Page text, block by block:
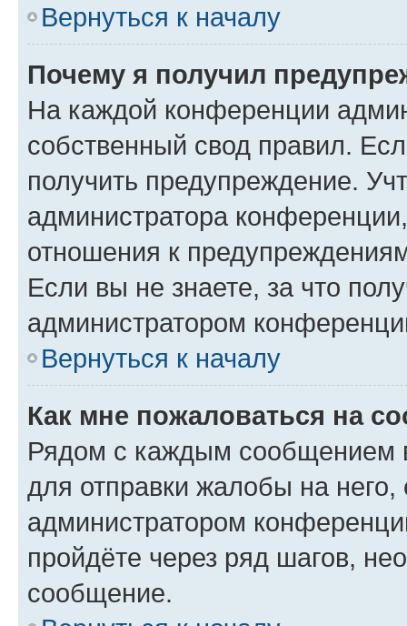
Вернуться к началу
Почему я получил
На каждой конференции
собственный свод правил.
получить предупреждение.
администратора
отношения к
Если вы не знаете, за что
администратором
Вернуться к началу
Как мне пожаловаться на
Рядом с каждым сообщением
для отправки жалобы на
администратором
пройдёте через ряд шагов,
сообщение.